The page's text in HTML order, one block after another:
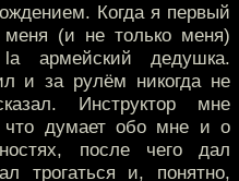
Когда я первый
меня (и не только меня)
армейский дедушка.
и за рулём никогда не
Инструктор мне
что думает обо мне и о
после чего дал
трогаться и, понятно,